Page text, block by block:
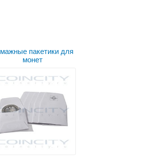
пакетики для
монет